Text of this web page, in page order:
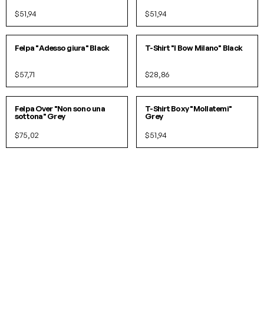
$51,94 $51,94
SMLXL
Felpa "Adesso giura" Black
$57,71
SMLXL
T-Shirt "I Bow Milano" Black
$28,86
S/ML/XL
Felpa Over "Non sono una
sottona" Grey
$75,02
S/ML/XL
T-Shirt Boxy "Mollatemi"
Grey
$51,94